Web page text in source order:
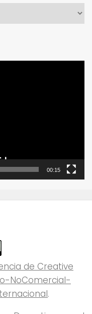
00:15
de Creative
NoComercial-
.